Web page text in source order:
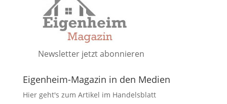
Newsletter jetzt abonnieren
Eigenheim-Magazin in den Medien
Hier geht's zum Artikel im Handelsblatt